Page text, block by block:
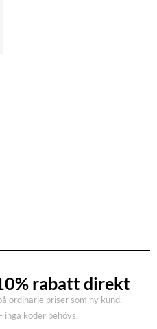
rabatt direkt
ordinarie priser som ny kund.
inga koder behövs.